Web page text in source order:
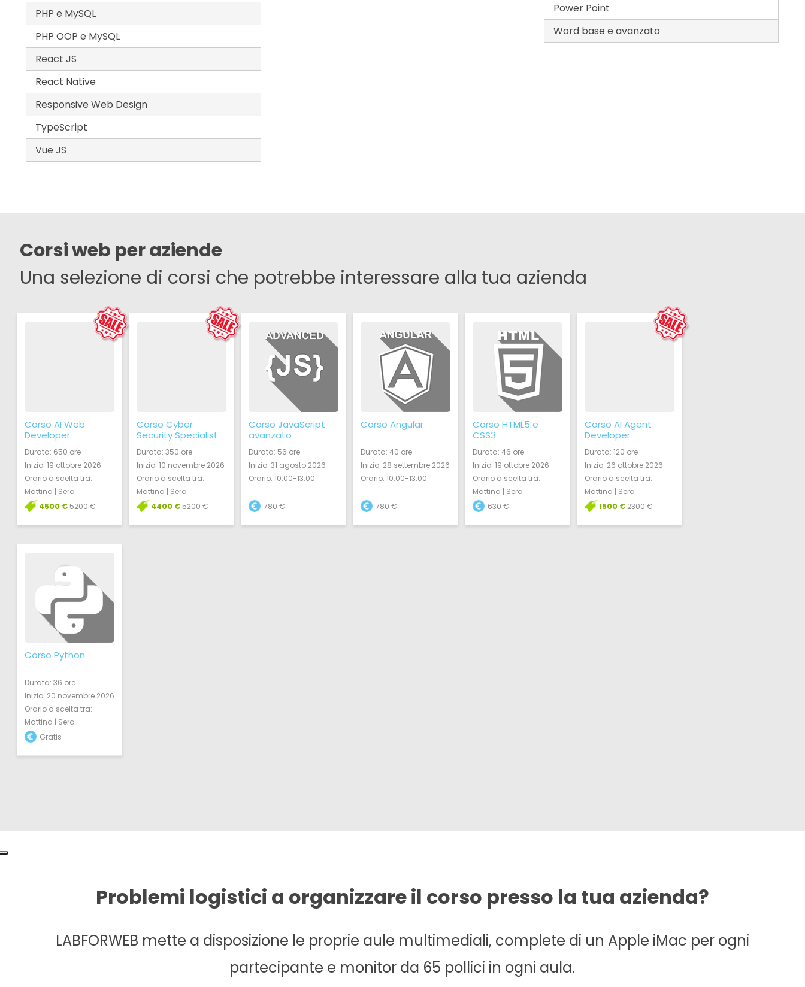
PHP e MySQL
PHP OOP e MySQL
React JS
React Native
Responsive Web Design
TypeScript
Vue JS
Power Point
Word base e avanzato
Corsi web per aziende
Una selezione di corsi che potrebbe interessare alla tua azienda
Corso AI Web
Developer
Durata: 650 ore
Inizio: 19 ottobre 2026
Orario a scelta tra:
Mattina | Sera
4500 € 5200 €
Corso Cyber
Security Specialist
Durata: 350 ore
Inizio: 10 novembre 2026
Orario a scelta tra:
Mattina | Sera
4400 € 5200 €
Corso JavaScript
avanzato
Durata: 56 ore
Inizio: 31 agosto 2026
Orario: 10.00-13.00
780 €
Corso Angular
Durata: 40 ore
Inizio: 28 settembre 2026
Orario: 10.00-13.00
780 €
Corso HTML5 e
CSS3
Durata: 46 ore
Inizio: 19 ottobre 2026
Orario a scelta tra:
Mattina | Sera
630 €
Corso AI Agent
Developer
Durata: 120 ore
Inizio: 26 ottobre 2026
Orario a scelta tra:
Mattina | Sera
1500 € 2300 €
Corso Python
Durata: 36 ore
Inizio: 20 novembre 2026
Orario a scelta tra:
Mattina | Sera
Gratis
Problemi logistici a organizzare il corso presso la tua azienda?
LABFORWEB mette a disposizione le proprie aule multimediali, complete di un Apple iMac per ogni
partecipante e monitor da 65 pollici in ogni aula.